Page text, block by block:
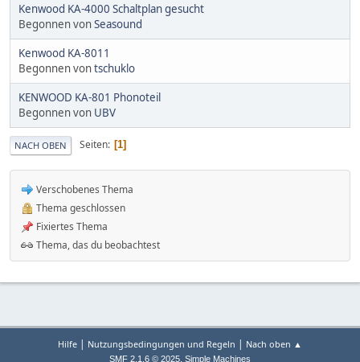
Kenwood KA-4000 Schaltplan gesucht
Begonnen vonSeasound
Kenwood KA-8011
Begonnen vontschuklo
KENWOOD KA-801 Phonoteil
Begonnen von UBV
NACH OBEN Seiten 1
Verschobenes Thema
Thema geschlossen
Fixiertes Thema
Thema, das du beobachtest
Hilfe | Nutzungsbedingungen und Regeln | Nach oben ▲
SMF 2.1.6 © 2025, Simple Machines